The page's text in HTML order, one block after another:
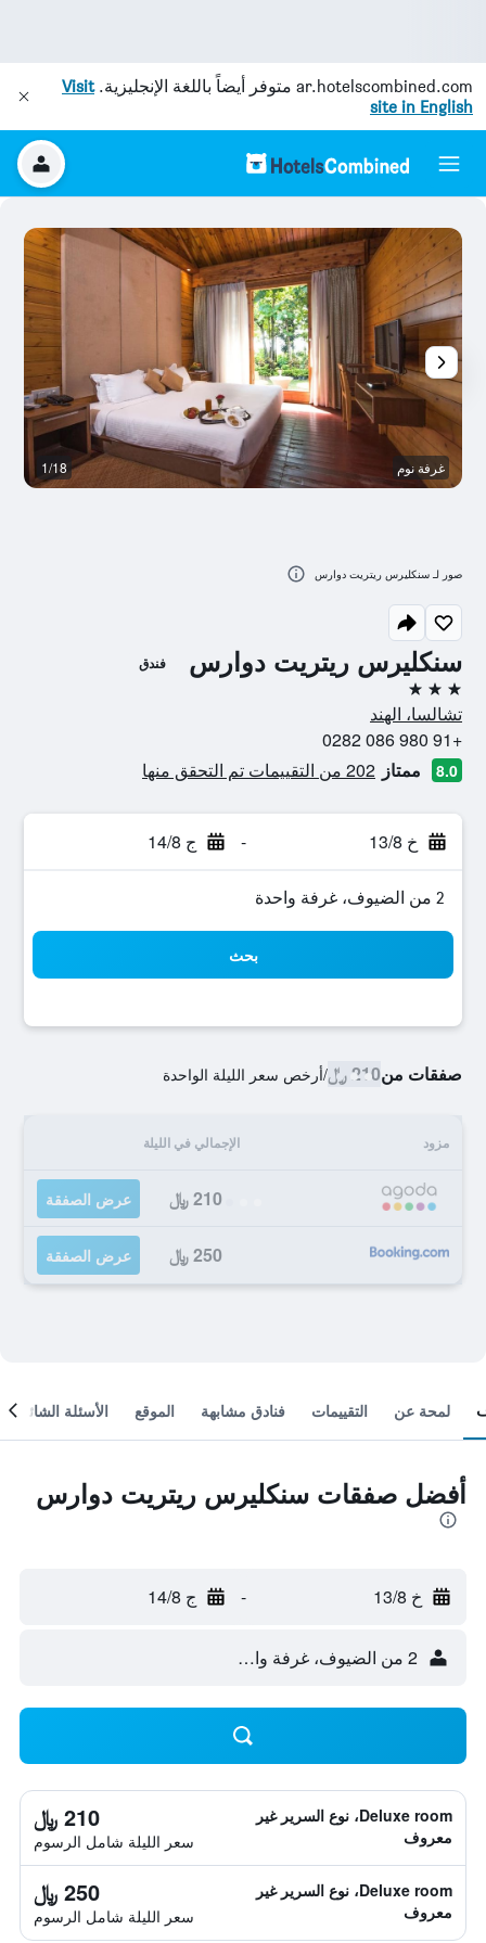
ar.hotelscombined.com متوفر أيضاً باللغة الإنجليزية.Visit
site in English
سنكليرس ريتريت دوارس فندق
3 نجوم
تشالسا، الهند
+91 980 086 0282
8.0 ممتاز 202 من التقييمات تم التحقق منها
خ 13/8 - ج 14/8
2 من الضيوف، غرفة واحدة
بحث
صفقات من210 ﷼ /أرخص سعر الليلة الواحدة
مزود الإجمالي في الليلة
210 ﷼ عرض الصفقة
250 ﷼ عرض الصفقة
غرفة نوم 1/18
صور لـ سنكليرس ريتريت دوارس
لمحة عن التقييمات فنادق مشابهة الموقع الأسئلة الشائعة
أفضل صفقات سنكليرس ريتريت دوارس
خ 13/8 - ج 14/8
2 من الضيوف، غرفة واحدة
Deluxe room، نوع السرير غير
معروف
210 ﷼
سعر الليلة شامل الرسوم
Deluxe room، نوع السرير غير
معروف
250 ﷼
سعر الليلة شامل الرسوم